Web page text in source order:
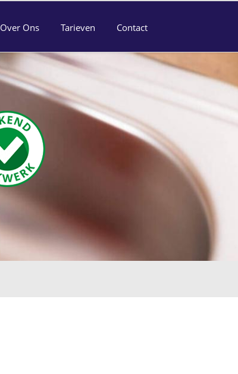
Over Ons Tarieven Contact